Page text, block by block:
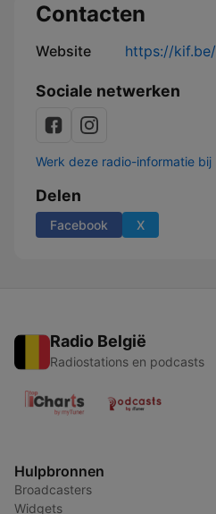
Contacten
Website https://kif.be/
Sociale netwerken
Werk deze radio-informatie bij
Delen
Facebook X
Radio België
Radiostations en podcasts
Hulpbronnen
Broadcasters
Widgets